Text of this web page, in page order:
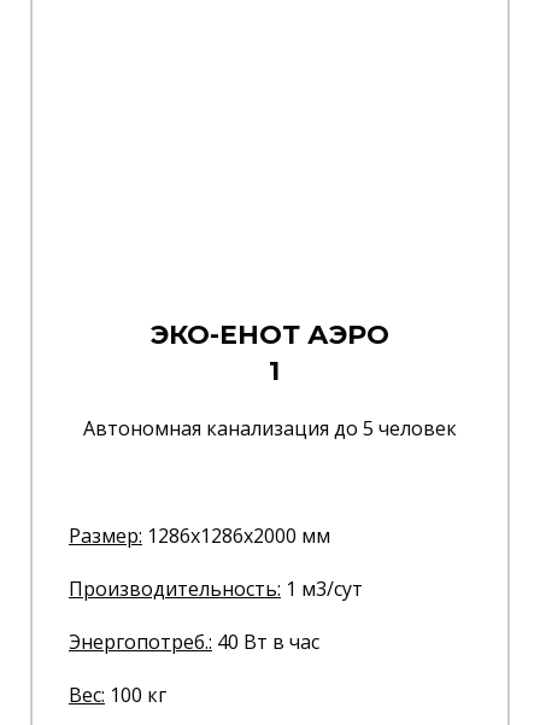
ЭКО-ЕНОТ АЭРО
1
Автономная канализация до 5 человек
Размер: 1286x1286x2000 мм
Производительность: 1 м3/сут
Энергопотреб.: 40 Вт в час
Вес: 100 кг